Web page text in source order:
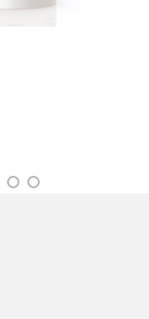
8 9